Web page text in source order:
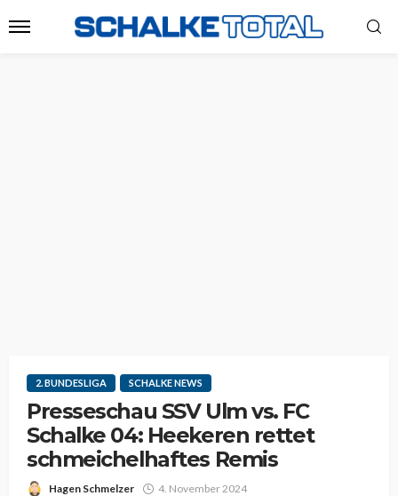
2. BUNDESLIGA SCHALKE NEWS
Presseschau SSV Ulm vs. FC
Schalke 04: Heekeren rettet
schmeichelhaftes Remis
Hagen Schmelzer 4. November 2024